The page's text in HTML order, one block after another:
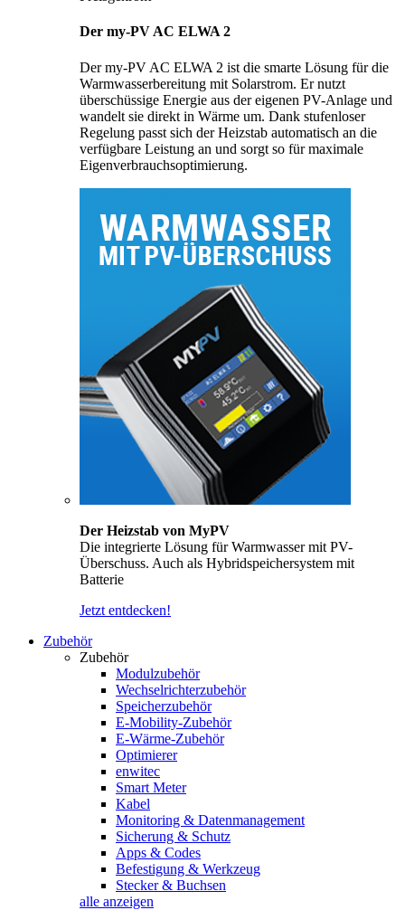
Der my-PV AC ELWA 2
Der my-PV AC ELWA 2 ist die smarte Lösung für die
Warmwasserbereitung mit Solarstrom. Er nutzt
überschüssige Energie aus der eigenen PV-Anlage und
wandelt sie direkt in Wärme um. Dank stufenloser
Regelung passt sich der Heizstab automatisch an die
verfügbare Leistung an und sorgt so für maximale
Eigenverbrauchsoptimierung.
Der Heizstab von MyPV
Die integrierte Lösung für Warmwasser mit PV-
Überschuss. Auch als Hybridspeichersystem mit
Batterie
Jetzt entdecken!
Zubehör
Zubehör
Modulzubehör
Wechselrichterzubehör
Speicherzubehör
E-Mobility-Zubehör
E-Wärme-Zubehör
Optimierer
enwitec
Smart Meter
Kabel
Monitoring & Datenmanagement
Sicherung & Schutz
Apps & Codes
Befestigung & Werkzeug
Stecker & Buchsen
alle anzeigen